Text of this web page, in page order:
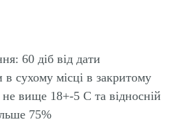
60 діб від дати
в сухому місці в закритому
не вище 18+-5 С та відносній
75%